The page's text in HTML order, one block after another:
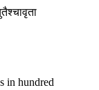
in hundred